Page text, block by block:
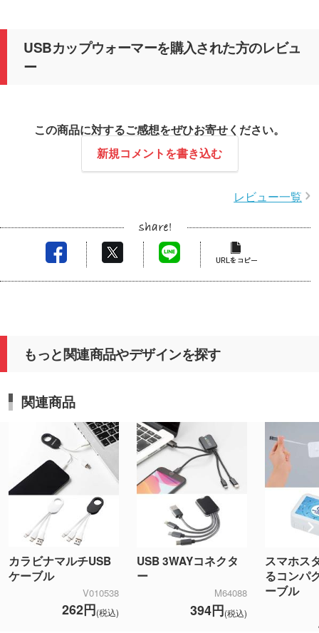
USBカップウォーマーを購入された方のレビュ
ー
この商品に対するご感想をぜひお寄せください。
新規コメントを書き込む
レビュー一覧
もっと関連商品やデザインを探す
関連商品
カラビナマルチUSB
ケーブル
V010538
262円(税込)
USB 3WAYコネクタ
ー
M64088
394円(税込)
スマホス
るコンパ
ーブル